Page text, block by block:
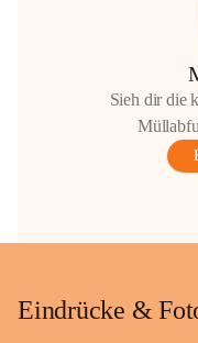
Sieh dir die
Eindrücke &